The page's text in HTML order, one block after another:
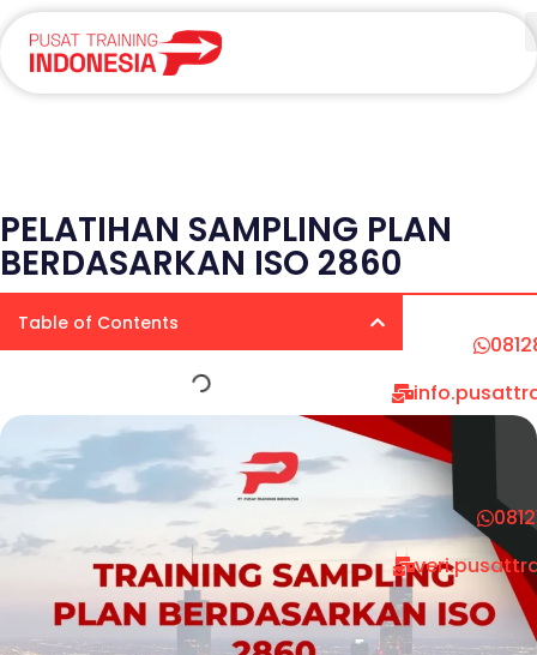
PELATIHAN SAMPLING PLAN
BERDASARKAN ISO 2860
Table of Contents